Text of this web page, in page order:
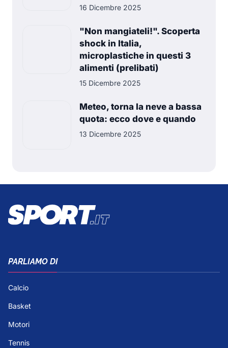
16 Dicembre 2025
"Non mangiateli!". Scoperta
shock in Italia,
microplastiche in questi 3
alimenti (prelibati)
15 Dicembre 2025
Meteo, torna la neve a bassa
quota: ecco dove e quando
13 Dicembre 2025
PARLIAMO DI
Calcio
Basket
Motori
Tennis